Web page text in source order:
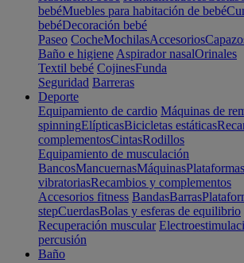
bebéMuebles para habitación de bebé
bebéDecoración bebé
Paseo CocheMochilasAccesorios
Baño e higiene Aspirador nasalOrinales
Textil bebé CojinesFunda
Seguridad Barreras
Deporte
Equipamiento de cardio Máquinas de
spinningElípticasBicicletas estáticas
complementosCintasRodillos
Equipamiento de musculación
BancosMancuernasMáquinasPlataformas
vibratoriasRecambios y complementos
Accesorios fitness BandasBarras
stepCuerdasBolas y esferas de equilibrio
Recuperación muscular
percusión
Baño